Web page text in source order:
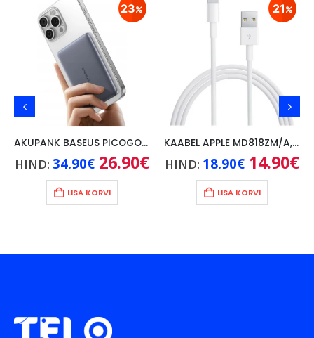
23
AKUPANK BASEUS PICOGO AM41 5000mAh, 20W, KAABEL USB-C 60W/30CM, HALL
HIND:34.90€ Algne
hind
oli:
34.90€.
26.90€Praegune
hind
LISA KORVI
21
KAABEL APPLE MD818ZM/A, 1M
HIND:18.90€ Algne
hind
oli:
18.90€.
14.90€
LISA KORVI